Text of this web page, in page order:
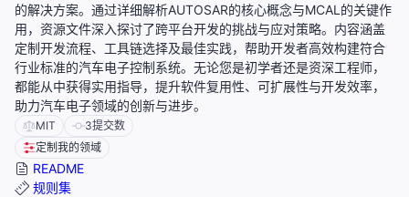
的解决方案。通过详细解析AUTOSAR的核心概念与MCAL的关键作
用，资源文件深入探讨了跨平台开发的挑战与应对策略。内容涵盖
定制开发流程、工具链选择及最佳实践，帮助开发者高效构建符合
行业标准的汽车电子控制系统。无论您是初学者还是资深工程师，
都能从中获得实用指导，提升软件复用性、可扩展性与开发效率，
助力汽车电子领域的创新与进步。
MIT 3提交数
定制我的领域
README
规则集